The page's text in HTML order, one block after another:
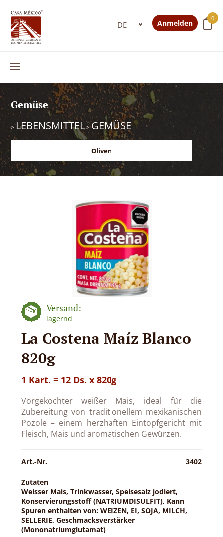
0
Anmelden
Gemüse
>LEBENSMITTEL>GEMÜSE
Oliven
Versand:
lagernd
La Costena Maíz Blanco
820g
1 Kart. = 12 Ds. x 820g
Vorgekochter weißer Mais, ideal für die
Zubereitung von traditionellem mexikanischen
Pozole – einem herzhaften Eintopfgericht mit
Fleisch, Mais und aromatischen Gewürzen.
Art.-Nr. 3402
Zutaten
Weisser Mais, Trinkwasser, Speisesalz jodiert,
Konservierungsstoff (NATRIUMDISULFIT), Kann
Spuren enthalten von: WEIZEN, EI, SOJA, MILCH,
SELLERIE, Geschmacksverstärker
(Mononatriumglutamat)